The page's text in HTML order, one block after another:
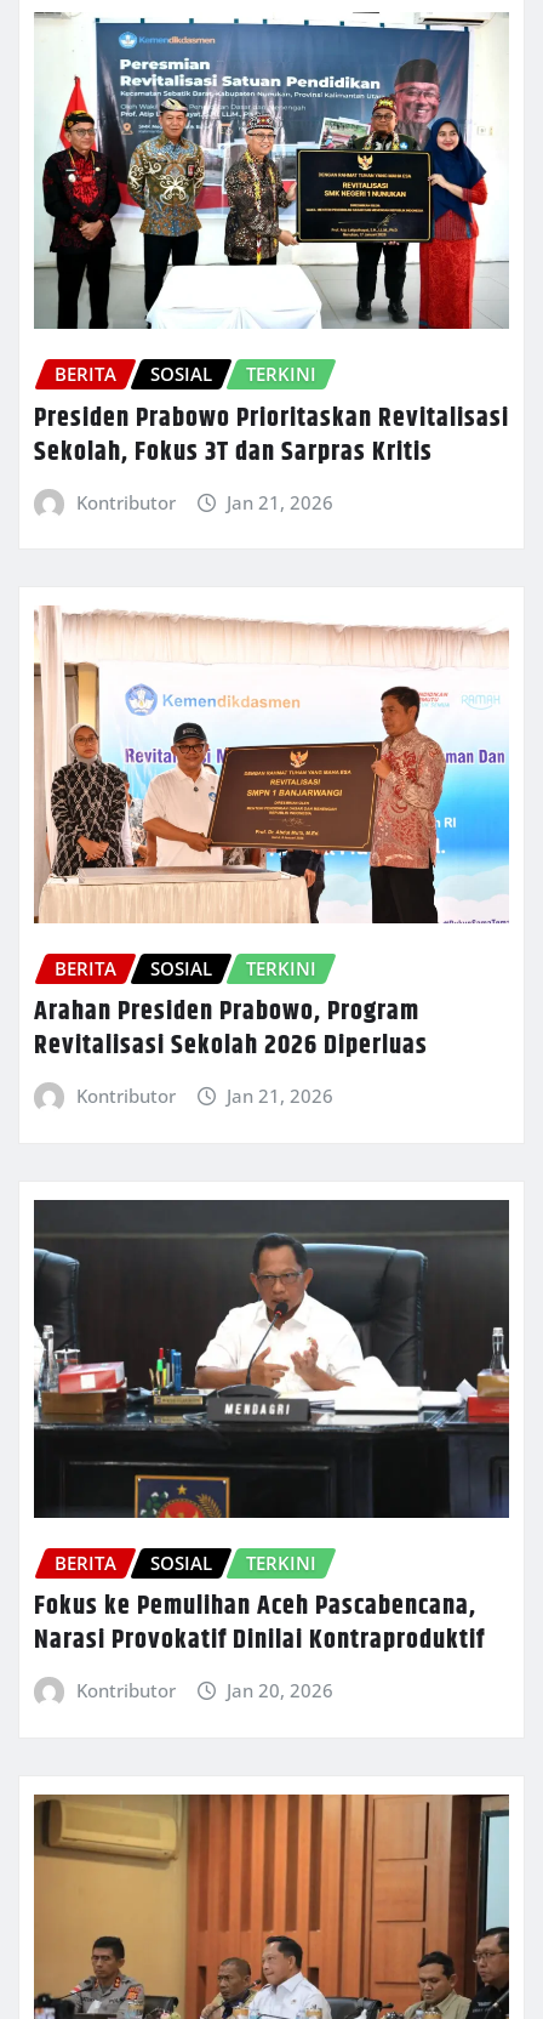
BERITA SOSIAL TERKINI
Presiden Prabowo Prioritaskan Revitalisasi
Sekolah, Fokus 3T dan Sarpras Kritis
Kontributor Jan 21, 2026
BERITA SOSIAL TERKINI
Arahan Presiden Prabowo, Program
Revitalisasi Sekolah 2026 Diperluas
Kontributor Jan 21, 2026
BERITA SOSIAL TERKINI
Fokus ke Pemulihan Aceh Pascabencana,
Narasi Provokatif Dinilai Kontraproduktif
Kontributor Jan 20, 2026